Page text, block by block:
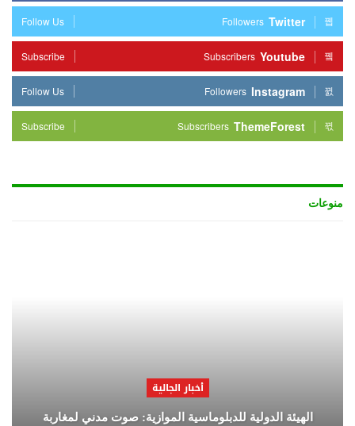
Twitter
Followers
Follow Us
Youtube
Subscribers
Subscribe
Instagram
Followers
Follow Us
ThemeForest
Subscribers
Subscribe
منوعات
أخبار الجالية
الهيئة الدولية للدبلوماسية الموازية: صوت مدني لمغاربة